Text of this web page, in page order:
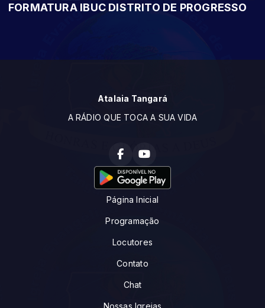
FORMATURA IBUC DISTRITO DE PROGRESSO
Atalaia Tangará
A RÁDIO QUE TOCA A SUA VIDA
Página Inicial
Programação
Locutores
Contato
Chat
Nossas Igrejas